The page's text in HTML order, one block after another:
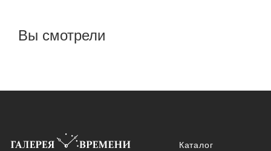
Вы смотрели
Каталог